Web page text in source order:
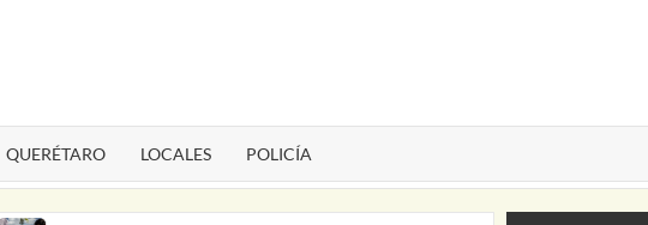
QUERÉTARO LOCALES POLICÍA